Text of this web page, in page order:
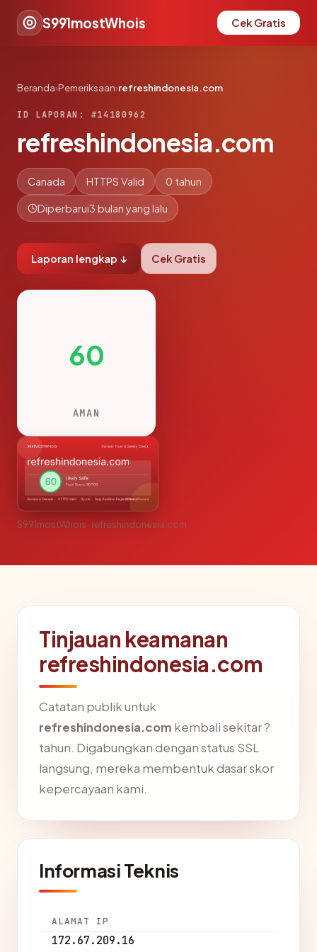
S991mostWhois Cek Gratis
Beranda›Pemeriksaan›refreshindonesia.com
ID LAPORAN: #14180962
refreshindonesia.com
Canada HTTPS Valid 0 tahun
Diperbarui3 bulan yang lalu
Laporan lengkap ↓ Cek Gratis
60
AMAN
S991mostWhois · refreshindonesia.com
Tinjauan keamanan
refreshindonesia.com
Catatan publik untuk
refreshindonesia.com kembali sekitar ?
tahun. Digabungkan dengan status SSL
langsung, mereka membentuk dasar skor
kepercayaan kami.
Informasi Teknis
ALAMAT IP
172.67.209.16